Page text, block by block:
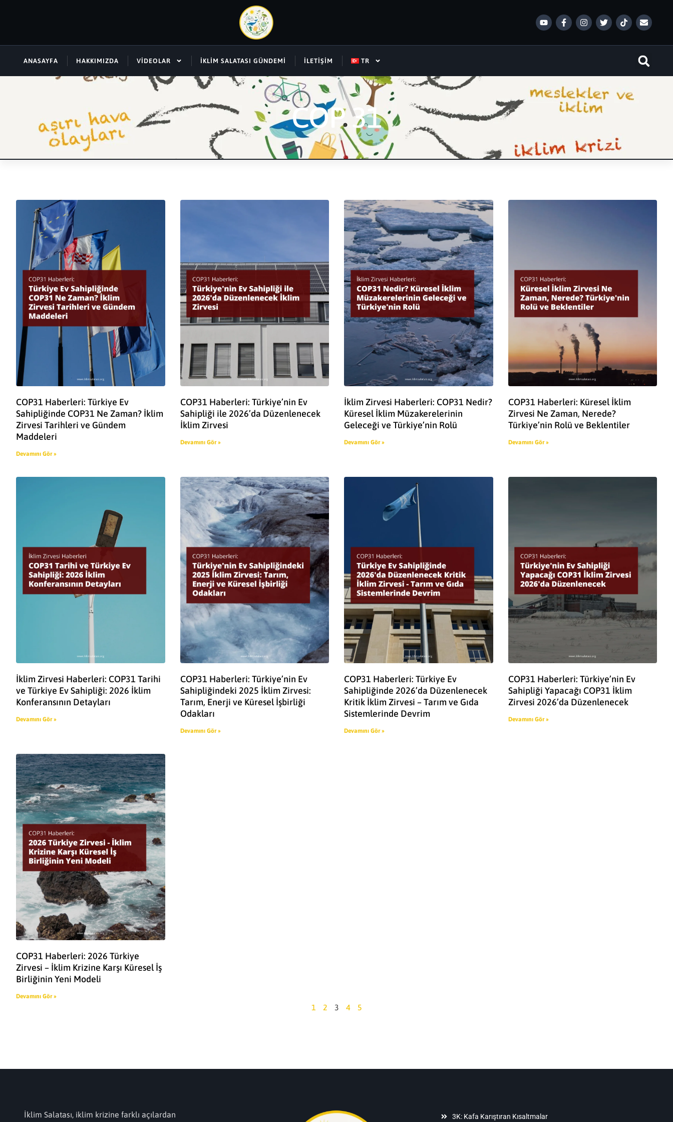
ANASAYFA HAKKIMIZDA VIDEOLAR İKLIM SALATASI GÜNDEMI İLETIŞIM TR
COP 31
COP31 Haberleri: Türkiye Ev
Sahipliğinde COP31 Ne Zaman? İklim
Zirvesi Tarihleri ve Gündem
Maddeleri
Devamını Gör »
COP31 Haberleri: Türkiye’nin Ev
Sahipliği ile 2026’da Düzenlenecek
İklim Zirvesi
Devamını Gör »
İklim Zirvesi Haberleri: COP31 Nedir?
Küresel İklim Müzakerelerinin
Geleceği ve Türkiye’nin Rolü
Devamını Gör »
COP31 Haberleri: Küresel İklim
Zirvesi Ne Zaman, Nerede?
Türkiye’nin Rolü ve Beklentiler
Devamını Gör »
İklim Zirvesi Haberleri: COP31 Tarihi
ve Türkiye Ev Sahipliği: 2026 İklim
Konferansının Detayları
Devamını Gör »
COP31 Haberleri: Türkiye’nin Ev
Sahipliğindeki 2025 İklim Zirvesi:
Tarım, Enerji ve Küresel İşbirliği
Odakları
Devamını Gör »
COP31 Haberleri: Türkiye Ev
Sahipliğinde 2026’da Düzenlenecek
Kritik İklim Zirvesi – Tarım ve Gıda
Sistemlerinde Devrim
Devamını Gör »
COP31 Haberleri: Türkiye’nin Ev
Sahipliği Yapacağı COP31 İklim
Zirvesi 2026’da Düzenlenecek
Devamını Gör »
COP31 Haberleri: 2026 Türkiye
Zirvesi – İklim Krizine Karşı Küresel İş
Birliğinin Yeni Modeli
Devamını Gör »
1 2 3 4 5
İklim Salatası, iklim krizine farklı açılardan
3K: Kafa Karıştıran Kısaltmalar